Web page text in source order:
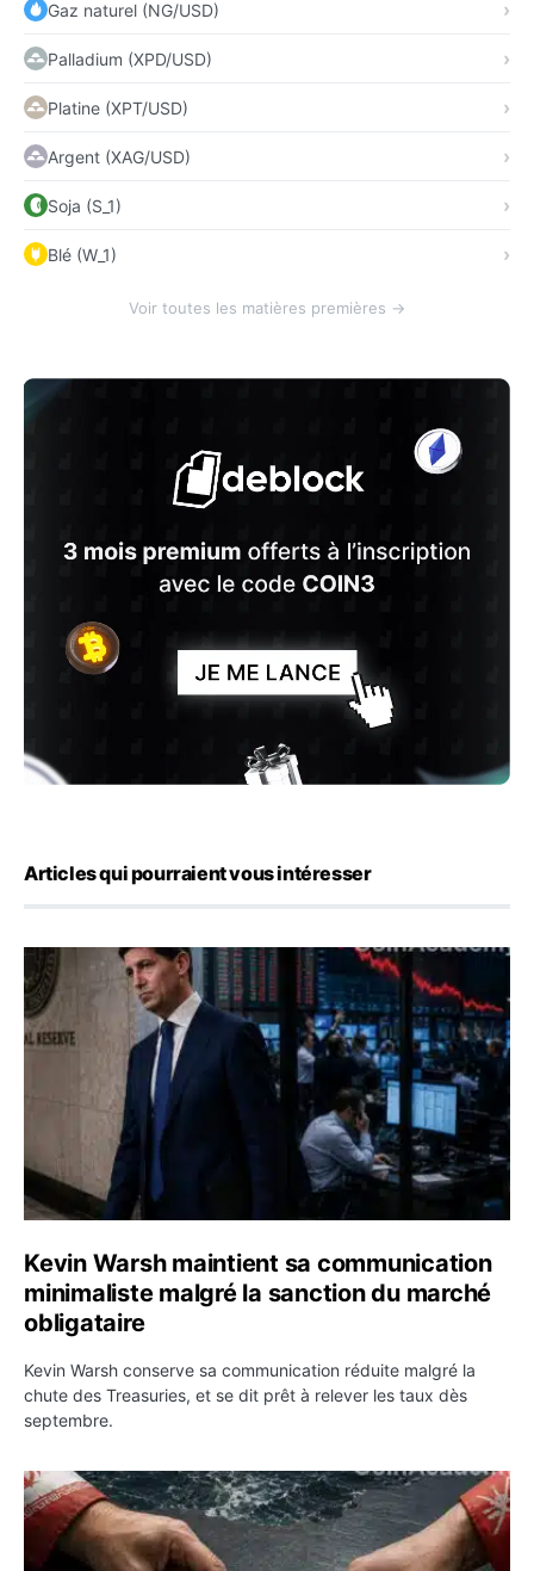
Gaz naturel (NG/USD)
Palladium (XPD/USD)
Platine (XPT/USD)
Argent (XAG/USD)
Soja (S_1)
Blé (W_1)
Voir toutes les matières premières →
Articles qui pourraient vous intéresser
Kevin Warsh maintient sa communication minimaliste
Kevin Warsh maintient sa communication
minimaliste malgré la sanction du marché
obligataire
Kevin Warsh conserve sa communication réduite malgré la
chute des Treasuries, et se dit prêt à relever les taux dès
septembre.
Ormuz : l’Iran annonce un accord avec Oman sur une